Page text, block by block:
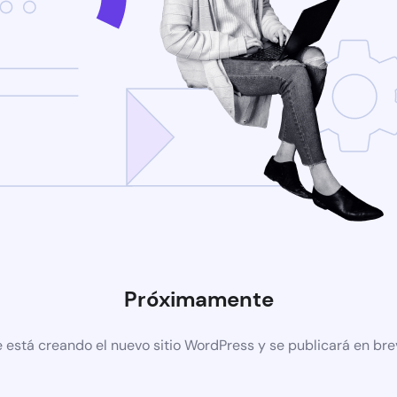
Próximamente
está creando el nuevo sitio WordPress y se publicará en